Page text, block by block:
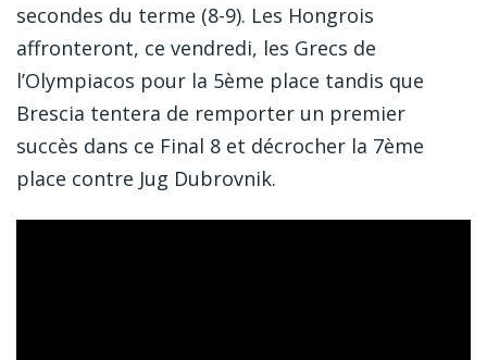
secondes du terme (8-9). Les Hongrois
affronteront, ce vendredi, les Grecs de
l’Olympiacos pour la 5ème place tandis que
Brescia tentera de remporter un premier
succès dans ce Final 8 et décrocher la 7ème
place contre Jug Dubrovnik.